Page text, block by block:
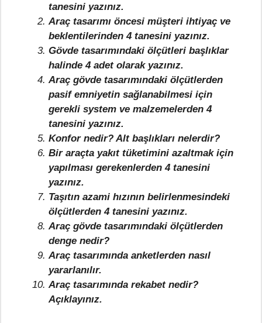
tanesini yazınız.
Araç tasarımı öncesi müşteri ihtiyaç ve
beklentilerinden 4 tanesini yazınız.
Gövde tasarımındaki ölçütleri başlıklar
halinde 4 adet olarak yazınız.
Araç gövde tasarımındaki ölçütlerden
pasif emniyetin sağlanabilmesi için
gerekli system ve malzemelerden 4
tanesini yazınız.
Konfor nedir? Alt başlıkları nelerdir?
Bir araçta yakıt tüketimini azaltmak için
yapılması gerekenlerden 4 tanesini
yazınız.
Taşıtın azami hızının belirlenmesindeki
ölçütlerden 4 tanesini yazınız.
Araç gövde tasarımındaki ölçütlerden
denge nedir?
Araç tasarımında anketlerden nasıl
yararlanılır.
Araç tasarımında rekabet nedir?
Açıklayınız.